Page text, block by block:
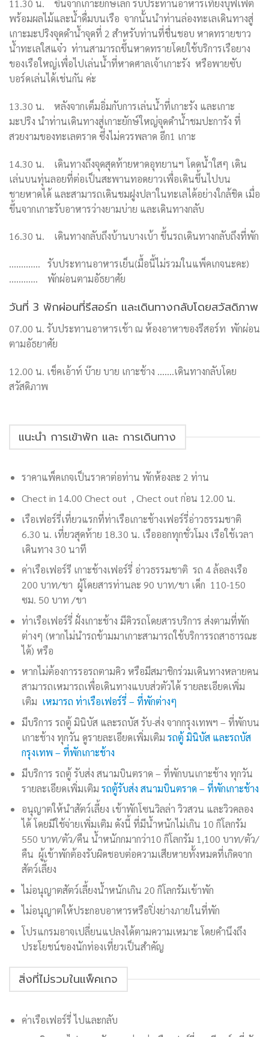
11.30 น.
ขึ้นจากเกาะยักษ์เล็ก รับประทานอาหารเที่ยงบุฟเฟ่ต์
พร้อมผลไม้และน้ำดื่มบนเรือ จากนั้นนำท่านล่องทะเลเดินทางสู่
เกาะมะปริงจุดดำน้ำจุดที่ 2 สำหรับท่านที่ชื่นชอบ หาดทรายขาว
น้ำทะเลใสแจ๋ว ท่านสามารถขึ้นหาดทรายโดยใช้บริการเรือยาง
ของเรือใหญ่เพื่อไปเล่นน้ำที่หาดศาลเจ้าเกาะรัง หรือพายซับ
บอร์ดเล่นได้เช่นกัน ค่ะ
13.30 น.
หลังจากเต็มอิ่มกับการเล่นน้ำที่เกาะรัง และเกาะ
มะปริง นำท่านเดินทางสู่เกาะยักษ์ใหญ่จุดดำน้ำชมปะการัง ที่
สวยงามของทะเลตราด ซึ่งไม่ควรพลาด อีก1 เกาะ
14.30 น. เดินทางถึงจุดสุดท้ายหาดอุทยานฯ โดดน้ำใสๆ เดิน
เล่นบนทุ่นลอยที่ต่อเป็นสะพานทอดยาวเพื่อเดินขึ้นไปบน
ชายหาดได้ และสามารถเดินชมฝูงปลาในทะเลได้อย่างใกล้ชิด เมื่อ
ขึ้นจากเกาะรับอาหารว่างยามบ่าย และเดินทางกลับ
16.30 น. เดินทางกลับถึงบ้านบางเบ้า ขึ้นรถเดินทางกลับถึงที่พัก
…………. รับประทานอาหารเย็น(มื้อนี้ไม่รวมในแพ็คเกจนะคะ)
…………
พักผ่อนตามอัธยาศัย
วันที่ 3 พักผ่อนที่รีสอร์ท และเดินทางกลับโดยสวัสดิภาพ
07.00 น. รับประทานอาหารเช้า ณ ห้องอาหาของรีสอร์ท พักผ่อน
ตามอัธยาศัย
12.00 น. เช็คเอ้าท์ บ๊าย บาย เกาะช้าง …….เดินทางกลับโดย
สวัสดิภาพ
แนะนำ การเข้าพัก และ การเดินทาง
ราคาแพ็คเกจเป็นราคาต่อท่าน พักห้องละ 2 ท่าน
Chect in 14.00 Chect out , Chect out ก่อน 12.00 น.
เรือเฟอร์รี่เที่ยวแรกที่ท่าเรือเกาะช้างเฟอร์รี่อ่าวธรรมชาติ
6.30 น. เที่ยวสุดท้าย 18.30 น. เรือออกทุกชั่วโมง เรือใช้เวลา
เดินทาง 30 นาที
ค่าเรือเฟอร์รี เกาะช้างเฟอร์รี่ อ่าวธรรมชาติ รถ 4 ล้อลงเรือ
200 บาท/ขา ผู้โดยสารท่านละ 90 บาท/ขา เด็ก 110-150
ซม. 50 บาท /ขา
ท่าเรือเฟอร์รี่ ฝั่งเกาะช้าง มีคิวรถโดยสารบริการ ส่งตามที่พัก
ต่างๆ (หากไม่นำรถข้ามมาเกาะสามารถใช้บริการรถสาธารณะ
ได้) หรือ
หากไม่ต้องการรอรถตามคิว หรือมีสมาชิกร่วมเดินทางหลายคน
สามารถเหมารถเพื่อเดินทางแบบส่วตัวได้ รายละเอียดเพิ่ม
เติม เหมารถ ท่าเรือเฟอร์รี่ – ที่พักต่างๆ
มีบริการ รถตู้ มินิบัส และรถบัส รับ-ส่ง จากกรุงเทพฯ – ที่พักบน
เกาะช้าง ทุกวัน ดูรายละเอียดเพิ่มเติม รถตู้ มินิบัส และรถบัส
กรุงเทพ – ที่พักเกาะช้าง
มีบริการ รถตู้ รับส่ง สนามบินตราด – ที่พักบนเกาะช้าง ทุกวัน
รายละเอียดเพิ่มเติม รถตู้รับส่ง สนามบินตราด – ที่พักเกาะช้าง
อนุญาตให้นําสัตว์เลี้ยง เข้าพักโซนวิลล่า วิวสวน และวิวคลอง
ได้ โดยมีใช้จ่ายเพิ่มเติม ดังนี้ ที่มีน้ำหนักไม่เกิน 10 กิโลกรัม
550 บาท/ตัว/คืน น้ำหนักกมากว่า10 กิโลกรัม 1,100 บาท/ตัว/
คืน ผู้เข้าพักต้องรับผิดชอบต่อความเสียหายทั้งหมดที่เกิดจาก
สัตว์เลี้ยง
ไม่อนุญาตสัตว์เลี้ยงน้ำหนักเกิน 20 กิโลกรัมเข้าพัก
ไม่อนุญาตให้ประกอบอาหารหรือปิ่งย่างภายในที่พัก
โปรแกรมอาจเปลี่ยนแปลงได้ตามความเหมาะ โดยคำนึงถึง
ประโยชน์ของนักท่องเที่ยวเป็นสำคัญ
สิ่งที่ไม่รวมในแพ็คเกจ
ค่าเรือเฟอร์รี่ ไปและกลับ